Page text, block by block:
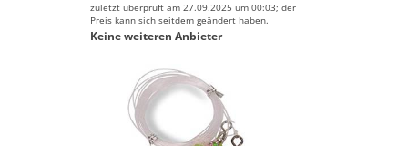
zuletzt überprüft am 27.09.2025 um 00:03; der
Preis kann sich seitdem geändert haben.
Keine weiteren Anbieter